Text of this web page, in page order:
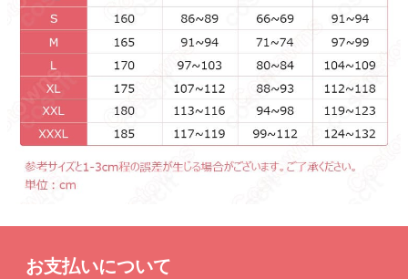
お支払いについて